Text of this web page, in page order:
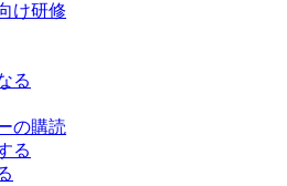
け研修
る
の購読
る